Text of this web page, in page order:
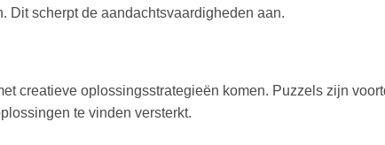
Dit scherpt de aandachtsvaardigheden aan.
creatieve oplossingsstrategieën komen. Puzzels zijn
te vinden versterkt.